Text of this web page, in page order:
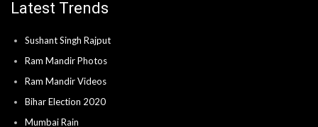
Latest Trends
Sushant Singh Rajput
Ram Mandir Photos
Ram Mandir Videos
Bihar Election 2020
Mumbai Rain